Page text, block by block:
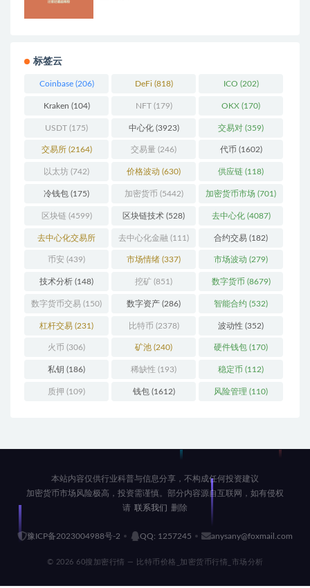
标签云
Coinbase(206) DeFi (818) ICO (202)
Kraken (104) NFT(179) OKX (170)
USDT (175) 中心化(3923) 交易对 (359)
交易所(2164) 交易量 (246) 代币 (1602)
以太坊 (742) 价格波动 (630) 供应链 (118)
冷钱包 (175) 加密货币 (5442) 加密货币市场 (701)
区块链(4599) 区块链技术 (528) 去中心化(4087)
去中心化交易所
(196)
去中心化金融 (111) 合约交易 (182)
币安 (439) 市场情绪 (337) 市场波动 (279)
技术分析 (148) 挖矿 (851) 数字货币 (8679)
数字货币交易 (150) 数字资产 (286) 智能合约 (532)
杠杆交易 (231) 比特币 (2378) 波动性 (352)
火币 (306) 矿池 (240) 硬件钱包 (170)
私钥 (186) 稀缺性 (193) 稳定币 (112)
质押 (109) 钱包(1612) 风险管理 (110)
本站内容仅供行业科普与信息分享，不构成任何投资建议
加密货币市场风险极高，投资需谨慎。部分内容源自互联网，如有侵权
请 联系我们 删除
豫ICP备2023004988号-2 QQ: 1257245 anysany@foxmail.com
© 2026 60搜加密行情 — 比特币价格_加密货币行情_市场分析